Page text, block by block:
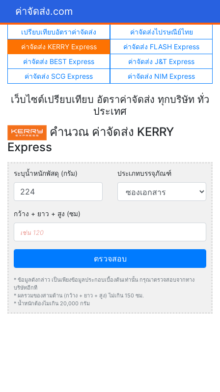
ค่าจัดส่ง.com
เปรียบเทียบอัตราค่าจัดส่ง
ค่าจัดส่งไปรษณีย์ไทย
ค่าจัดส่ง KERRY Express
ค่าจัดส่ง FLASH Express
ค่าจัดส่ง BEST Express
ค่าจัดส่ง J&T Express
ค่าจัดส่ง SCG Express
ค่าจัดส่ง NIM Express
เว็บไซต์เปรียบเทียบ อัตราค่าจัดส่ง ทุกบริษัท ทั่ว
ประเทศ
คำนวณ ค่าจัดส่ง KERRY
Express
ระบุน้ำหนักพัสดุ (กรัม) ประเภทบรรจุภัณฑ์
กว้าง + ยาว + สูง (ซม)
ตรวจสอบ
* ข้อมูลดังกล่าว เป็นเพียงข้อมูลประกอบเบื้องต้นเท่านั้น กรุณาตรวจสอบจากทาง
บริษัทอีกที
* ผลรวมของสามด้าน (กว้าง + ยาว + สูง) ไม่เกิน 150 ซม.
* น้ำหนักต้องไมเกิน 20,000 กรัม